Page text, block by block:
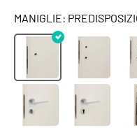
MANIGLIE: